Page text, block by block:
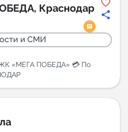
каналов в Telegram
Краснодар
и СМИ
ЖК «МЕГА ПОБЕДА» 💳 По